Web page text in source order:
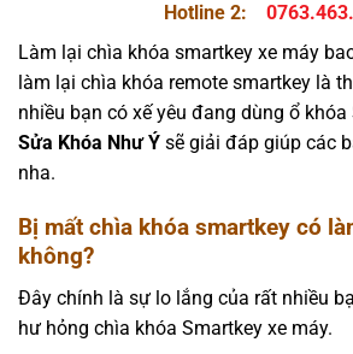
Hotline 2:
Làm lại chìa khóa smartkey xe máy
làm lại chìa khóa remote smartkey là
nhiều bạn có xế yêu đang dùng ổ
Sửa Khóa Như Ý sẽ giải đáp giúp các
nha.
Bị mất chìa khóa smartkey có
không?
Đây chính là sự lo lắng của rất nhiều
hư hỏng chìa khóa Smartkey xe máy.